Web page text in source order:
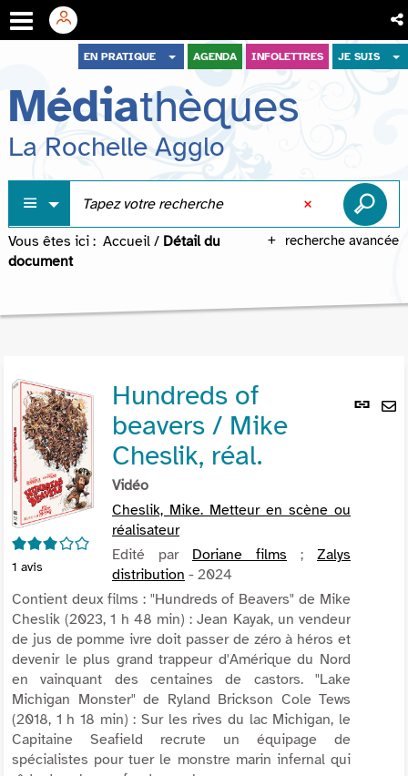
menu
contenu
recherche
EN PRATIQUE AGENDA INFOLETTRES JE SUIS
Médiathèques
La Rochelle Agglo
recherche avancée
Vous êtes ici : Accueil / Détail du
document
Lien
3/5
1 avis
Hundreds of
beavers / Mike
Cheslik, réal.
Vidéo
Cheslik, Mike. Metteur en scène ou
réalisateur
Edité par Doriane films ; Zalys
distribution - 2024
Contient deux films : "Hundreds of Beavers" de Mike
Cheslik (2023, 1 h 48 min) : Jean Kayak, un vendeur
de jus de pomme ivre doit passer de zéro à héros et
devenir le plus grand trappeur d'Amérique du Nord
en vainquant des centaines de castors. "Lake
Michigan Monster" de Ryland Brickson Cole Tews
(2018, 1 h 18 min) : Sur les rives du lac Michigan, le
Capitaine Seafield recrute un équipage de
spécialistes pour tuer le monstre marin infernal qui